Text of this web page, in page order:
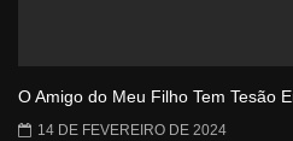
O Amigo do Meu Filho Tem Tesão
14 DE FEVEREIRO DE 2024